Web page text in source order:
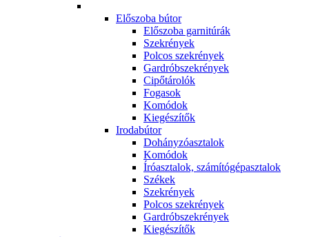
Előszoba bútor
Előszoba garnitúrák
Szekrények
Polcos szekrények
Gardróbszekrények
Cipőtárolók
Fogasok
Komódok
Kiegészítők
Irodabútor
Dohányzóasztalok
Komódok
Íróasztalok, számítógépasztalok
Székek
Szekrények
Polcos szekrények
Gardróbszekrények
Kiegészítők